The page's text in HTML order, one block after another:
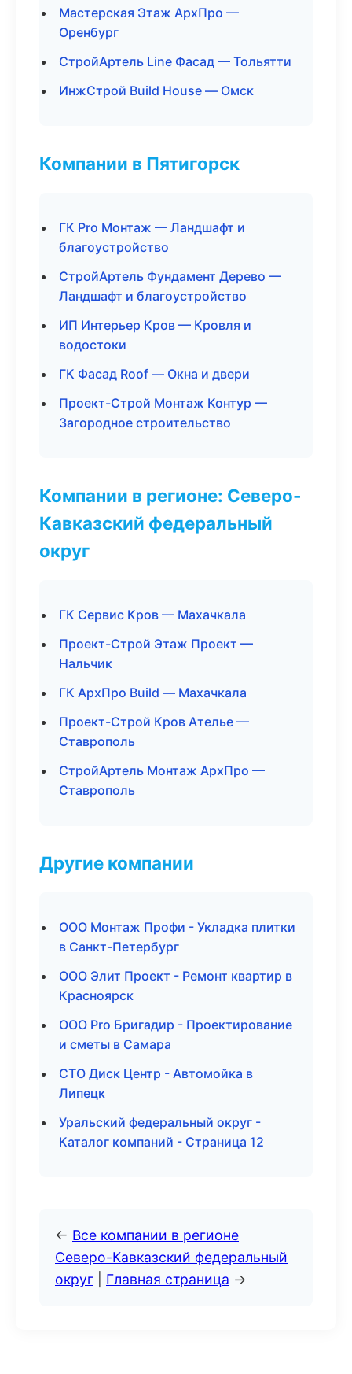
Мастерская Этаж АрхПро —
Оренбург
СтройАртель Line Фасад — Тольятти
ИнжСтрой Build House — Омск
Компании в Пятигорск
ГК Pro Монтаж — Ландшафт и
благоустройство
СтройАртель Фундамент Дерево —
Ландшафт и благоустройство
ИП Интерьер Кров — Кровля и
водостоки
ГК Фасад Roof — Окна и двери
Проект-Строй Монтаж Контур —
Загородное строительство
Компании в регионе: Северо-
Кавказский федеральный
округ
ГК Сервис Кров — Махачкала
Проект-Строй Этаж Проект —
Нальчик
ГК АрхПро Build — Махачкала
Проект-Строй Кров Ателье —
Ставрополь
СтройАртель Монтаж АрхПро —
Ставрополь
Другие компании
ООО Монтаж Профи - Укладка плитки
в Санкт-Петербург
ООО Элит Проект - Ремонт квартир в
Красноярск
ООО Pro Бригадир - Проектирование
и сметы в Самара
СТО Диск Центр - Автомойка в
Липецк
Уральский федеральный округ -
Каталог компаний - Страница 12
← Все компании в регионе
Северо-Кавказский федеральный
округ
Главная страница →